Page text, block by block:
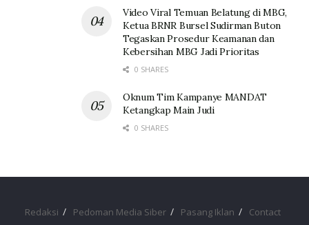
Video Viral Temuan Belatung di MBG,
Ketua BRNR Bursel Sudirman Buton
Tegaskan Prosedur Keamanan dan
Kebersihan MBG Jadi Prioritas
0 SHARES
Oknum Tim Kampanye MANDAT
Ketangkap Main Judi
0 SHARES
Redaksi Pedoman Media Siber Pasang Iklan Contact